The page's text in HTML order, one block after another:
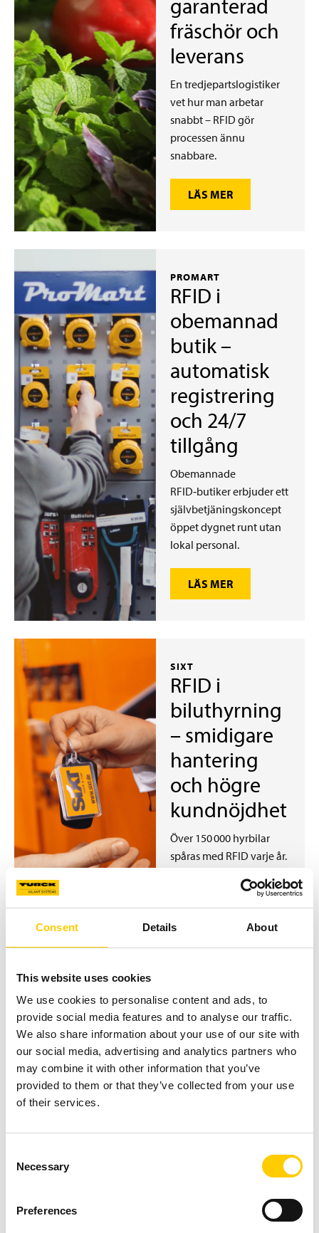
Consent Details About
This website uses cookies
We use cookies to personalise content and ads, to
provide social media features and to analyse our traffic.
We also share information about your use of our site with
our social media, advertising and analytics partners who
may combine it with other information that you’ve
provided to them or that they’ve collected from your use
of their services.
Selection
Necessary
Preferences
fräschör och
leverans
En tredjepartslogistiker
vet hur man arbetar
snabbt – RFID gör
processen ännu
snabbare.
LÄS MER
PROMART
RFID i
obemannad
butik –
automatisk
registrering
och 24/7
tillgång
Obemannade
RFID‑butiker erbjuder ett
självbetjäningskoncept
öppet dygnet runt utan
lokal personal.
LÄS MER
SIXT
RFID i
biluthyrning
– smidigare
hantering
och högre
kundnöjdhet
Över 150 000 hyrbilar
spåras med RFID varje år.
RFID i
bilindustrin –
exakt
spårning av
genom hela
produktione
En global biltillverkare